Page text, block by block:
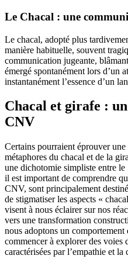
Le Chacal : une
Le chacal, adopté plus
manière habituelle, souvent
communication jugeante,
émergé spontanément lors d’un
instantanément l’essence d’un
Chacal et girafe :
CNV
Certains pourraient éprouver
métaphores du chacal et de la
une dichotomie simpliste entre
il est important de comprendre
CNV, sont principalement
de stigmatiser les aspects «
visent à nous éclairer sur nos
vers une transformation
nous adoptons un
commencer à explorer des
caractérisées par l’empathie et la